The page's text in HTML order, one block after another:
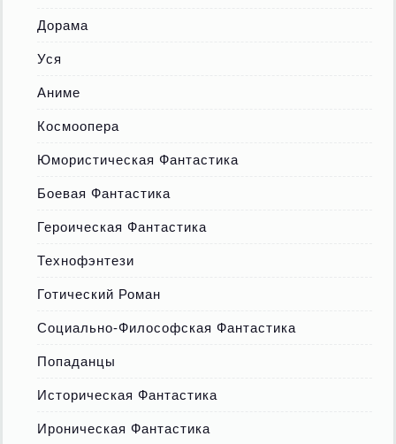
Дорама
Уся
Аниме
Космоопера
Юмористическая Фантастика
Боевая Фантастика
Героическая Фантастика
Технофэнтези
Готический Роман
Социально-Философская Фантастика
Попаданцы
Историческая Фантастика
Ироническая Фантастика